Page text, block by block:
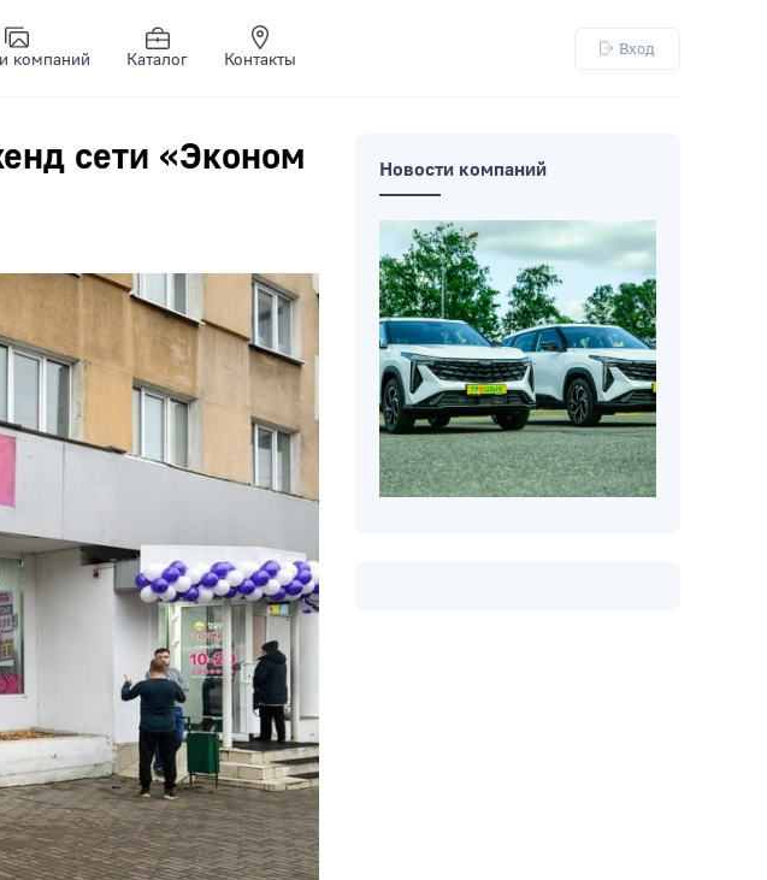
компаний Каталог Контакты
Вход
сети «Эконом
Новости компаний